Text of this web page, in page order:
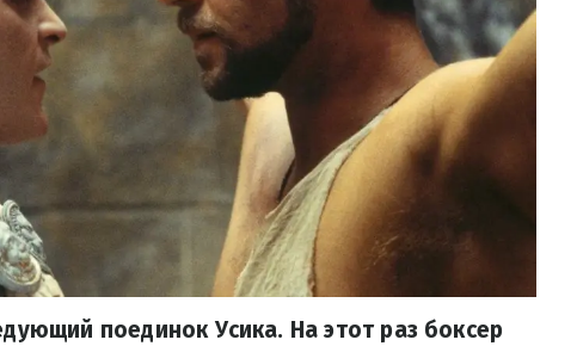
поединок Усика. На этот раз боксер